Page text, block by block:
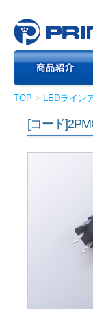
TOP > LEDライン
[コード